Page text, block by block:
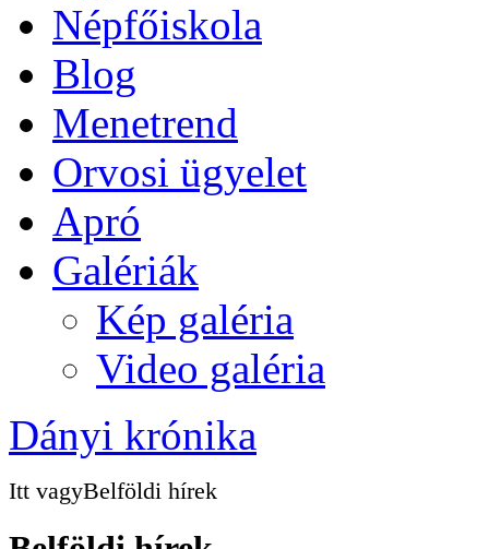
Népfőiskola
Blog
Menetrend
Orvosi ügyelet
Apró
Galériák
Kép galéria
Video galéria
Dányi krónika
Itt vagyBelföldi hírek